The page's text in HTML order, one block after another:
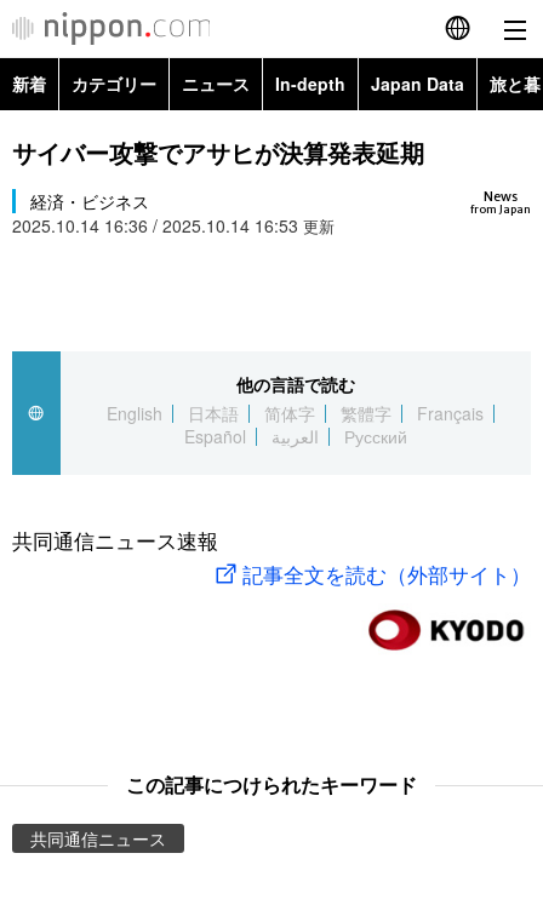
English
简体字
カテゴリー
スポーツ・東京2020
Topics
Images
新着 カテゴリー ニュース In-depth Japan Data 旅と
政治・外交
経済・ビジネス Images
サイバー攻撃でアサヒが決算発表延期
News
from Japan
経済・ビジネス
2025.10.14 16:36 / 2025.10.14 16:53 更新
他の言語で読む
English
日本語 简体字 繁體字
Français
Español
العربية Русский
共同通信ニュース速報
記事全文を読む（外部サイト）
この記事につけられたキーワード
共同通信ニュース